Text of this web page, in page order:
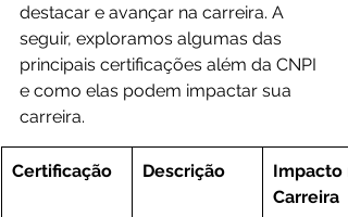
destacar e avançar na carreira. A
seguir, exploramos algumas das
principais certificações além da CNPI
e como elas podem impactar sua
carreira.
Certificação Descrição
Impacto
Carreira